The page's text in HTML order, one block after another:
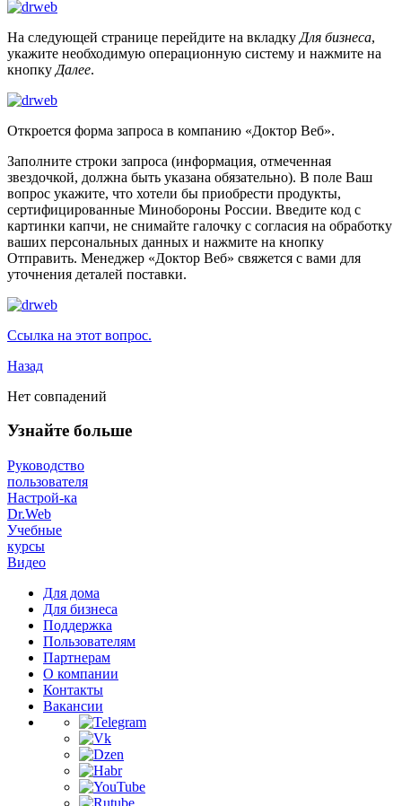
На следующей странице перейдите на вкладку Для бизнеса,
укажите необходимую операционную систему и нажмите на
кнопку Далее.
Откроется форма запроса в компанию «Доктор Веб».
Заполните строки запроса (информация, отмеченная
звездочкой, должна быть указана обязательно). В поле Ваш
вопрос укажите, что хотели бы приобрести продукты,
сертифицированные Минобороны России. Введите код с
картинки капчи, не снимайте галочку с согласия на обработку
ваших персональных данных и нажмите на кнопку
Отправить. Менеджер «Доктор Веб» свяжется с вами для
уточнения деталей поставки.
Ссылка на этот вопрос.
Назад
Нет совпадений
Узнайте больше
Руководство
пользователя
Настрой-ка
Dr.Web
Учебные
курсы
Видео
Для дома
Для бизнеса
Поддержка
Пользователям
Партнерам
О компании
Контакты
Вакансии